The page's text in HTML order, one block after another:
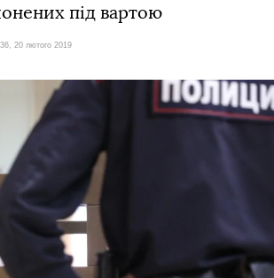
під вартою
20 лютого 2019